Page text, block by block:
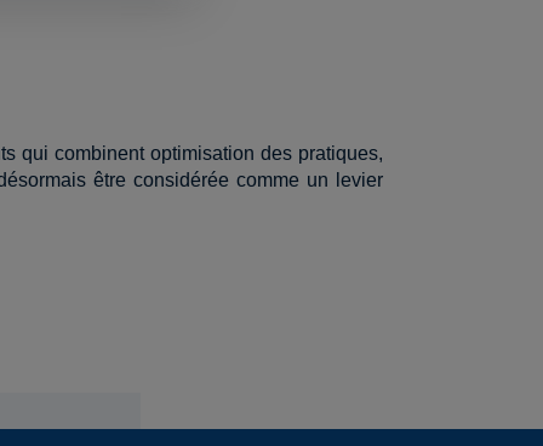
qui combinent optimisation des pratiques,
être considérée comme un levier